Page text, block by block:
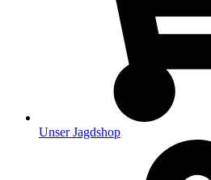
Unser Jagdshop